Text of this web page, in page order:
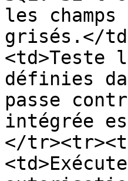
les
grisés.</
définies
passe
intégrée
</